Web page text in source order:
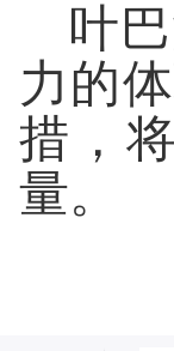
叶
力的
措，
量。